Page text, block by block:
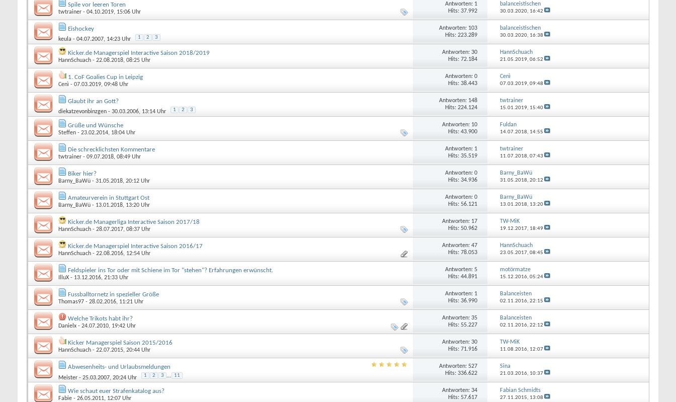
Spile vor leeren Toren
twtrainer - 04.10.2019, 15:06 Uhr
Antworten: 1
Hits: 37.992
balanceistischen
30.03.2020, 16:42
Eishockey
keula - 04.07.2007, 14:23 Uhr 1 2 3
Antworten: 103
Hits: 223.289
balanceistischen
30.03.2020, 16:38
Kicker.de Managerspiel Interactive Saison 2018/2019
HannSchuach - 22.08.2018, 08:25 Uhr
Antworten: 30
Hits: 72.184
HannSchuach
21.05.2019, 06:52
1. CoF Goalies Cup in Leipzig
Cenì - 07.03.2019, 09:48 Uhr
Antworten: 0
Hits: 38.443
Cenì
07.03.2019, 09:48
Glaubt ihr an Gott?
diekatzevonbinzgen - 30.03.2006, 13:14 Uhr 1 2 3
Antworten: 148
Hits: 224.124
twtrainer
15.01.2019, 15:40
Grüße und Wünsche
Steffen - 23.02.2014, 18:04 Uhr
Antworten: 10
Hits: 43.900
Fuldan
14.07.2018, 14:55
Die schrecklichsten Kommentare
twtrainer - 09.07.2018, 08:49 Uhr
Antworten: 1
Hits: 35.519
twtrainer
11.07.2018, 07:43
Biker hier?
Barny_BaWü - 31.05.2018, 20:12 Uhr
Antworten: 0
Hits: 34.936
Barny_BaWü
31.05.2018, 20:12
Amateurverein in Stuttgart Ost
Barny_BaWü - 13.01.2018, 13:20 Uhr
Antworten: 0
Hits: 56.121
Barny_BaWü
13.01.2018, 13:20
Kicker.de Managerliga Interactive Saison 2017/18
HannSchuach - 28.07.2017, 08:37 Uhr
Antworten: 17
Hits: 50.962
TW-MiK
19.12.2017, 18:49
Kicker.de Managerspiel Interactive Saison 2016/17
HannSchuach - 22.08.2016, 12:54 Uhr
Antworten: 47
Hits: 78.053
HannSchuach
23.05.2017, 08:45
Feldspieler ins Tor oder mit Schiene im Tor "stehen"? Erfahrungen erwünscht.
IlluX - 13.12.2016, 21:33 Uhr
Antworten: 5
Hits: 44.891
motörmatze
15.12.2016, 05:24
Fussballtornetz in spezieller Größe
Thomas97 - 28.02.2016, 11:21 Uhr
Antworten: 1
Hits: 36.990
Balanceisten
02.11.2016, 22:15
Welche Trikots habt ihr?
Danielx - 24.07.2010, 19:42 Uhr
Antworten: 35
Hits: 55.227
Balanceisten
02.11.2016, 22:12
Kicker Managerspiel Saison 2015/2016
HannSchuach - 22.07.2015, 20:44 Uhr
Antworten: 30
Hits: 71.916
TW-MiK
11.08.2016, 12:07
Abwesenheits- und Urlaubsmeldungen
Meister - 25.03.2007, 20:24 Uhr 1 2 3 ... 11
Antworten: 527
Hits: 336.622
Sina
21.03.2016, 10:37
Wie schaut euer Strafenkatalog aus?
Fabie - 26.05.2011, 12:07 Uhr
Antworten: 34
Hits: 57.617
Fabian Schmidts
27.11.2015, 13:08